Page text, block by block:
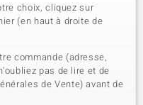
choix, cliquez sur
(en haut à droite de
commande (adresse,
pas de lire et de
de Vente) avant de